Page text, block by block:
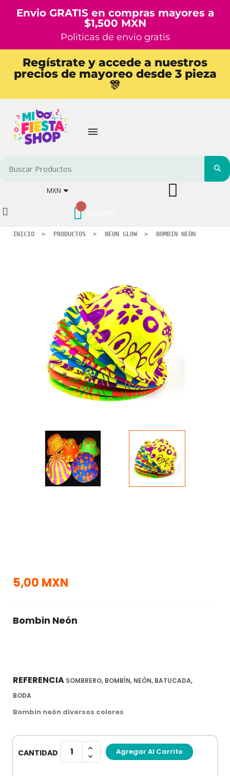
Envio GRATIS en compras mayores a
$1,500 MXN
Politicas de envio gratis
Regístrate y accede a nuestros
precios de mayoreo desde 3 pieza
🎊
MXN
INICIO PRODUCTOS NEON GLOW BOMBIN NEÓN
5,00 MXN
Bombin Neón
REFERENCIA SOMBRERO, BOMBÍN, NEÓN, BATUCADA,
BODA
Bombin neón diversos colores
CANTIDAD Agregar Al Carrito